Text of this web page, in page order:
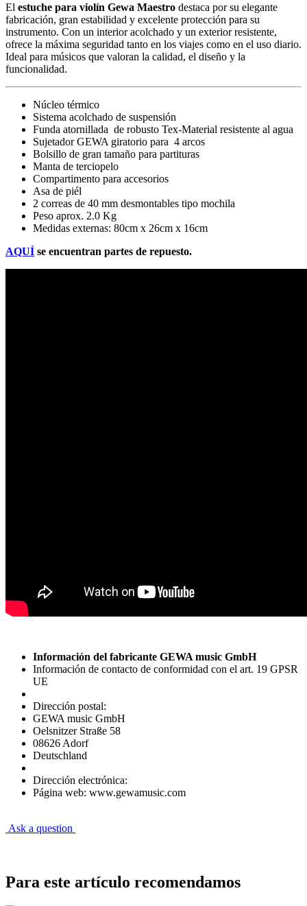
El estuche para violín Gewa Maestro destaca por su elegante
fabricación, gran estabilidad y excelente protección para su
instrumento. Con un interior acolchado y un exterior resistente,
ofrece la máxima seguridad tanto en los viajes como en el uso diario.
Ideal para músicos que valoran la calidad, el diseño y la
funcionalidad.
Núcleo térmico
Sistema acolchado de suspensión
Funda atornillada de robusto Tex-Material resistente al agua
Sujetador GEWA giratorio para 4 arcos
Bolsillo de gran tamaño para partituras
Manta de terciopelo
Compartimento para accesorios
Asa de piél
2 correas de 40 mm desmontables tipo mochila
Peso aprox. 2.0 Kg
Medidas externas: 80cm x 26cm x 16cm
AQUÍ se encuentran partes de repuesto.
Información del fabricante GEWA music GmbH
Información de contacto de conformidad con el art. 19 GPSR
UE
Dirección postal:
GEWA music GmbH
Oelsnitzer Straße 58
08626 Adorf
Deutschland
Dirección electrónica:
Página web: www.gewamusic.com
Ask a question
Para este artículo recomendamos